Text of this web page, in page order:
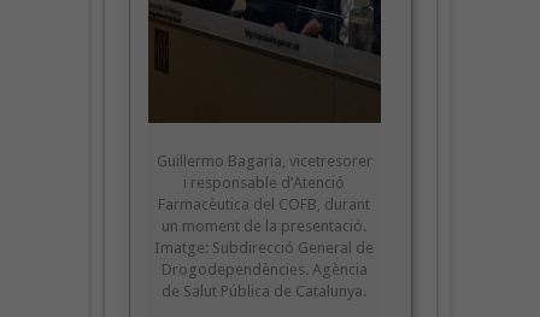
Guillermo Bagaria, vicetresorer
i responsable d’Atenció
Farmacèutica del COFB, durant
un moment de la presentació.
Imatge: Subdirecció General de
Drogodependències. Agència
de Salut Pública de Catalunya.